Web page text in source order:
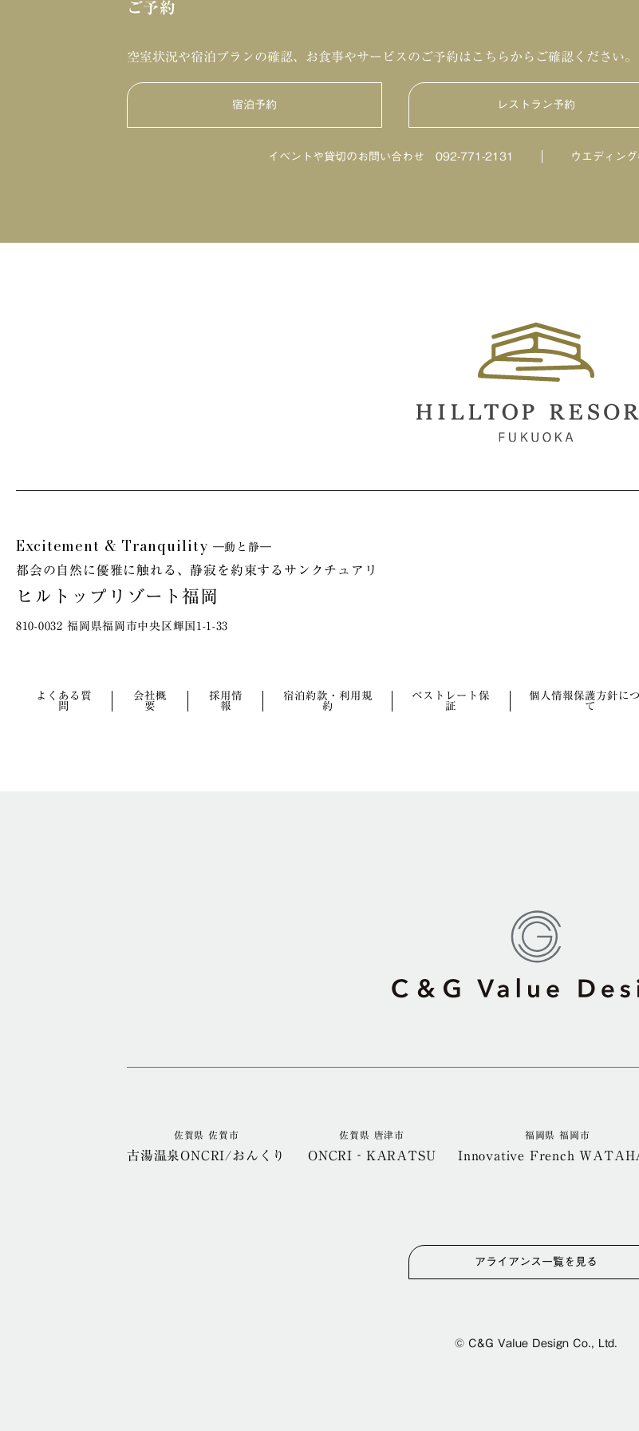
ご予約
空室状況や宿泊プランの確認、お食事やサービスのご予約はこちらからご確認ください。
宿泊予約 レストラン予約
鮨・日本料理「暦」
イベントや貸切のお問い合わせ 092-771-2131 ウエディン
Excitement & Tranquility ―動と静―
都会の自然に優雅に触れる、 静寂を約束するサンクチュアリ
ヒルトップリゾート福岡
810-0032 福岡県福岡市中央区輝国1-1-33
よくある質
問
会社概
要
採用情
報
宿泊約款・利用規
約
ベストレート保
証
個人情報保護方針に
て
佐賀県 佐賀市
古湯温泉ONCRI/おんくり
佐賀県 唐津市
ONCRI‐KARATSU
福岡県 福岡市
Innovative French
アライアンス一覧を見る
© C&G Value Design Co., Ltd.